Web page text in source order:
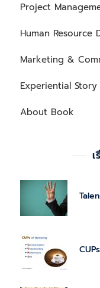
Project
Human Resource
Marketing &
Experiential Story
About Book